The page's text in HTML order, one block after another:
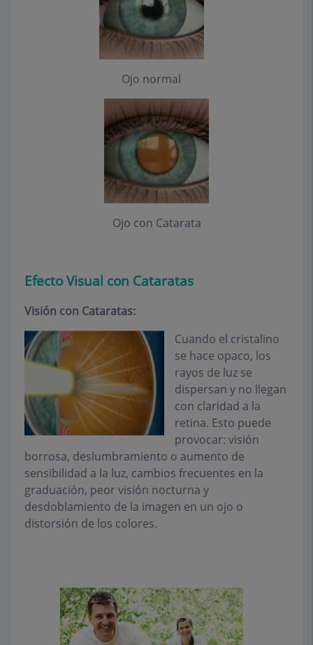
Ojo normal
Ojo con Catarata
Efecto Visual con Cataratas
Visión con Cataratas:
Cuando el cristalino
se hace opaco, los
rayos de luz se
dispersan y no llegan
con claridad a la
retina. Esto puede
provocar: visión
borrosa, deslumbramiento o aumento de
sensibilidad a la luz, cambios frecuentes en la
graduación, peor visión nocturna y
desdoblamiento de la imagen en un ojo o
distorsión de los colores.